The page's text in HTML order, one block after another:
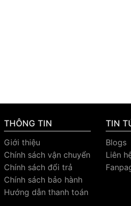
THÔNG TIN
Giới thiệu
Chính sách vận chuyển
Chính sách đổi trả
Chính sách bảo hành
Hướng dẫn thanh toán
TIN
Blogs
Liên